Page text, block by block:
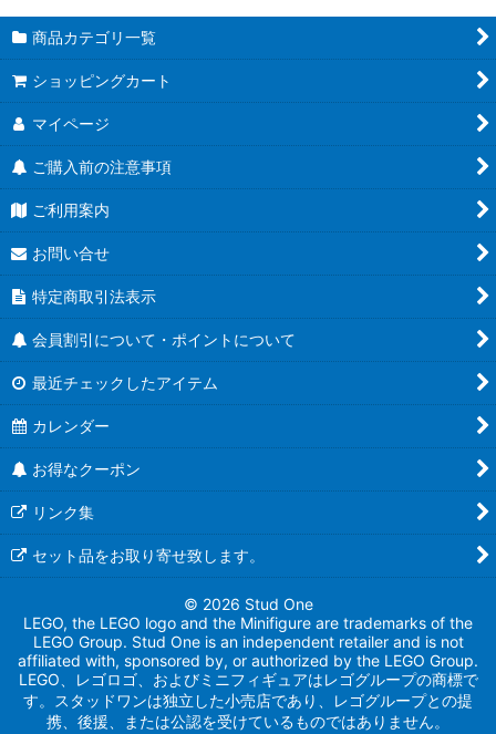
商品カテゴリ一覧
ショッピングカート
マイページ
ご購入前の注意事項
ご利用案内
お問い合せ
特定商取引法表示
会員割引について・ポイントについて
最近チェックしたアイテム
カレンダー
お得なクーポン
リンク集
セット品をお取り寄せ致します。
© 2026 Stud One
LEGO, the LEGO logo and the Minifigure are trademarks of the
LEGO Group. Stud One is an independent retailer and is not
affiliated with, sponsored by, or authorized by the LEGO Group.
LEGO、レゴロゴ、およびミニフィギュアはレゴグループの商標で
す。スタッドワンは独立した小売店であり、レゴグループとの提
携、後援、または公認を受けているものではありません。